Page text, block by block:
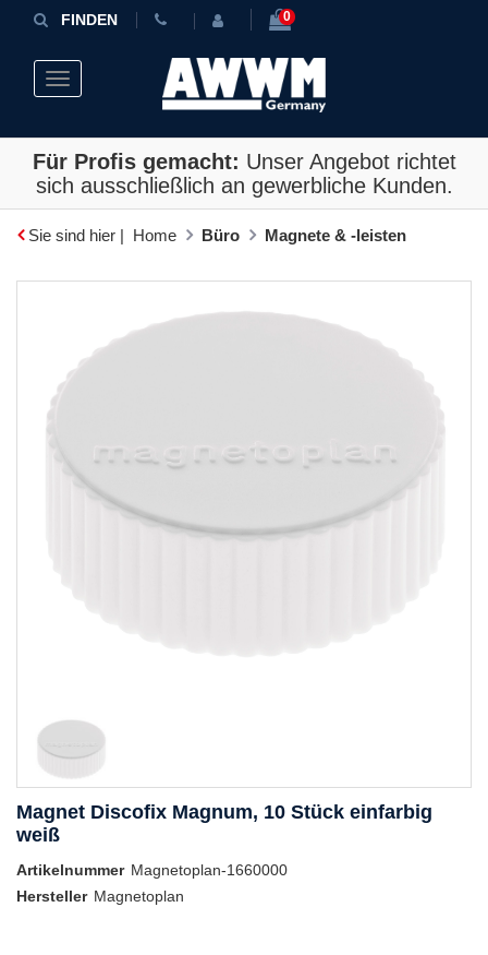
FINDEN 0
Toggle navigation
Für Profis gemacht: Unser Angebot richtet
sich ausschließlich an gewerbliche Kunden.
Sie sind hier | Home Büro Magnete & -leisten
Magnet Discofix Magnum, 10 Stück einfarbig
weiß
Artikelnummer Magnetoplan-1660000
Hersteller Magnetoplan